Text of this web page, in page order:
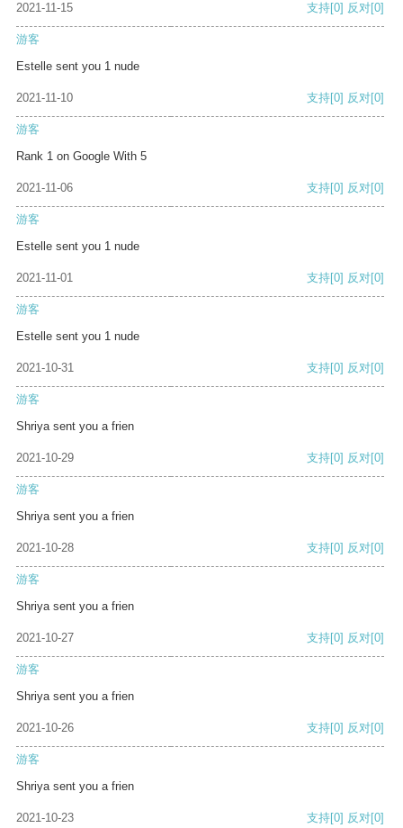
2021-11-15 支持[0] 反对[0]
游客
Estelle sent you 1 nude
2021-11-10 支持[0] 反对[0]
游客
Rank 1 on Google With 5
2021-11-06 支持[0] 反对[0]
游客
Estelle sent you 1 nude
2021-11-01 支持[0] 反对[0]
游客
Estelle sent you 1 nude
2021-10-31 支持[0] 反对[0]
游客
Shriya sent you a frien
2021-10-29 支持[0] 反对[0]
游客
Shriya sent you a frien
2021-10-28 支持[0] 反对[0]
游客
Shriya sent you a frien
2021-10-27 支持[0] 反对[0]
游客
Shriya sent you a frien
2021-10-26 支持[0] 反对[0]
游客
Shriya sent you a frien
2021-10-23 支持[0] 反对[0]